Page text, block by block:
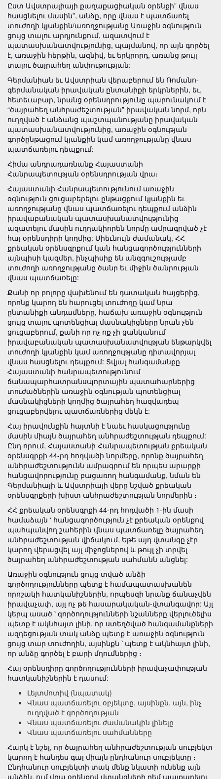
Ըստ Ավստրալիայի քաղաքացիական օրենքի” վնաս
հասցնելու մասին”, անձը, որը վնաս է պատճառել
տուժողի կյանքին/առողջությանը Առաջին օգնություն
ցույց տալու արդյունքում, ազատվում է
պատասխանատվությունից, պայմանով, որ այն գործել
է, առաջին հերթին, ազնիվ, եւ երկրորդ, առանց թույլ
տալու ծայրահեղ անփութության:
Գերմանիան եւ Ավստրիան վերաբերում են Ռոմանո-
գերմանական իրավական ընտանիքի երկրներին, եւ,
հետեւաբար, նրանց օրենսդրությունը պարունակում է
“ծայրահեղ անհրաժեշտության” իրավական նորմ, որն
ուղղված է անձանց պաշտպանությանը իրավական
պատասխանատվությունից, առաջին օգնության
գործընթացում կյանքին կամ առողջությանը վնաս
պատճառելու դեպքում:
Հիմա անդրադառնանք Հայաստանի
Հանրապետության օրենսդրության վրա։
Հայաստանի Հանրապետությունում առաջին
օգնություն ցուցաբերելու ընթացքում կյանքին եւ
առողջությանը վնաս պատճառելու դեպքում անձին
իրավաբանական պատասխանատվությունից
ազատելու մասին ուղղակիորեն նորմը ամրագրված չէ
հայ օրենսդիրի կողմից: Միեւնույն ժամանակ, ՀՀ
քրեական օրենսգրքում կան հանցագործությունների
այնպիսի կազմեր, ինչպիսիք են անզգուշությամբ
տուժողի առողջությանը ծանր եւ միջին ծանրության
վնաս պատճառելը:
Քանի որ բոլորը վախենում են դատական հայցերից,
որոնք կարող են հարուցել տուժողը կամ նրա
ընտանիքի անդամները, հաճախ առաջին օգնություն
ցույց տալու պոտենցիալ մասնակիցները նրան չեն
ցուցաբերում, քանի որ ոչ ոք չի ցանկանում
իրավաբանական պատասխանատվության ենթարկվել
տուժողի կյանքին կամ առողջությանը դիտավորյալ
վնաս հասցնելու դեպքում: Տվյալ հանգամանքը
Հայաստանի հանրապետությունում
ճանապարհատրանսպորտային պատահարներից
տուժածներին առաջին օգնության պոտենցիալ
մասնակիցների կողմից ծայրահեղ հազվադեպ
ցուցաբերվելու պատճառներից մեկն է:
Հայ իրավունքին հայտնի է նաեւ հասկացությունը
մասին միայն ծայրահեղ անհրաժեշտության դեպքում:
Ընդ որում, Հայաստանի Հանրապետության քրեական
օրենսգրքի 44-րդ հոդվածի նորմերը, որոնք ծայրահեղ
անհրաժեշտությունն ամրագրում են որպես արարքի
հանցավորությունը բացառող հանգամանք, նման են
Գերմանիայի և Ավստրիայի վերը նշված քրեական
օրենսգրքերի խիստ անհրաժեշտության նորմերին ։
ՀՀ քրեական օրենսգրքի 44-րդ հոդվածի 1-ին մասի
համաձայն ‘ հանցագործություն չէ քրեական օրենքով
պահպանվող շահերին վնաս պատճառելը ծայրահեղ
անհրաժեշտության վիճակում, Եթե այդ վտանգը չէր
կարող վերացվել այլ միջոցներով և թույլ չի տրվել
ծայրահեղ անհրաժեշտության սահմանն անցնել:
Առաջին օգնություն ցույց տված անձի
գործողությունները պետք է համապատասխանեն
որոշակի հատկանիշներին, որպեսզի նրանք ճանաչվեն
իրավաչափ, այլ ոչ թե հասարակական-վտանգավոր: Այլ
կերպ ասած ՝ գործողությունների նշանները վերլուծելիս
պետք է ակնհայտ լինի, որ ստեղծված հանգամանքների
ազդեցության տակ անձը պետք է առաջին օգնություն
ցույց տար տուժողին, այսինքն ՝ պետք է ակնհայտ լինի,
որ անձը գործել է բարի մղումներից ։
Հայ օրենսդիրը գործողությունների իրավաչափության
հատկանիշներին է դասում:
Լեյտմոտիվ (նպատակ)
Վնաս պատճառելու օբյեկտը, այսինքն, այն, ինչ
ուղղված է գործողության
Վնաս պատճառելու ժամանակին լինելը
Վնաս պատճառելու սահմանները
Հարկ է նշել, որ ծայրահեղ անհրաժեշտության սուբյեկտ
կարող է հանդես գալ միայն ընդհանուր սուբյեկտը ։
Ընդհանուր սուբյեկտի տակ մենք նկատի ունենք այն
անձին, ում վրա օրենքով վտանգների դեմ պայքարելու